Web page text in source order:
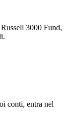
3000 Fund,
conti, entra nel